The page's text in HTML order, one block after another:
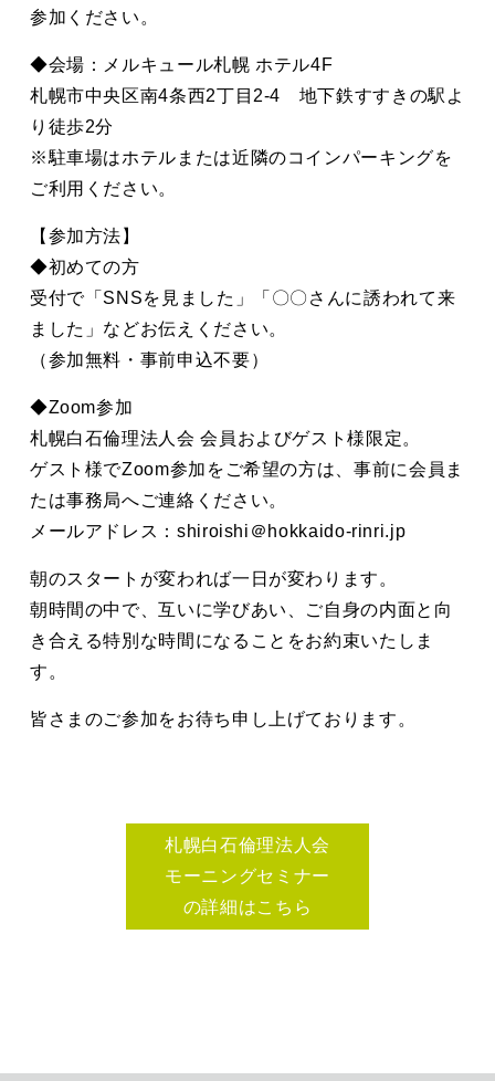
参加ください。
◆会場：メルキュール札幌 ホテル4F
札幌市中央区南4条西2丁目2-4 地下鉄すすきの駅よ
り徒歩2分
※駐車場はホテルまたは近隣のコインパーキングを
ご利用ください。
【参加方法】
◆初めての方
受付で「SNSを見ました」「〇〇さんに誘われて来
ました」などお伝えください。
（参加無料・事前申込不要）
◆Zoom参加
札幌白石倫理法人会 会員およびゲスト様限定。
ゲスト様でZoom参加をご希望の方は、事前に会員ま
たは事務局へご連絡ください。
メールアドレス：shiroishi＠hokkaido-rinri.jp
朝のスタートが変われば一日が変わります。
朝時間の中で、互いに学びあい、ご自身の内面と向
き合える特別な時間になることをお約束いたしま
す。
皆さまのご参加をお待ち申し上げております。
札幌白石倫理法人会
モーニングセミナー
の詳細はこちら